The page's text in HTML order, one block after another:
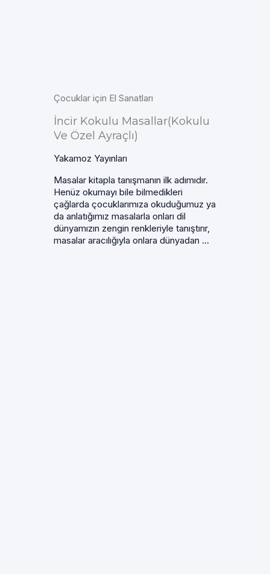
Çocuklar için El Sanatları
İncir Kokulu Masallar(Kokulu
Ve Özel Ayraçlı)
Yakamoz Yayınları
Masalar kitapla tanışmanın ilk adımıdır.
Henüz okumayı bile bilmedikleri
çağlarda çocuklarımıza okuduğumuz ya
da anlatığımız masalarla onları dil
dünyamızın zengin renkleriyle tanıştırır,
masalar aracılığıyla onlara dünyadan ...